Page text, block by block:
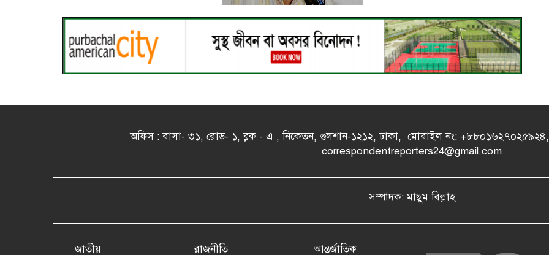
অফিস : বাসা- ৩১, রোড- ১, ব্লক - এ , নিকেতন, গুলশান-১২১২, ঢাকা, মোবাইল নং:
correspondentreporters24@gmail.com
সম্পাদক: মাছুম বিল্লাহ
জাতীয় রাজনীতি আন্তর্জাতিক